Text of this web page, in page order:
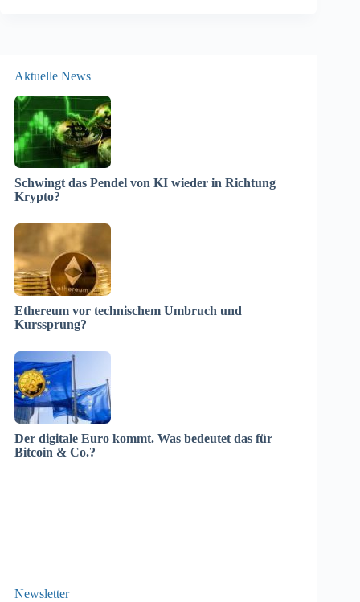
Aktuelle News
Schwingt das Pendel von KI wieder in Richtung
Krypto?
Ethereum vor technischem Umbruch und
Kurssprung?
Der digitale Euro kommt. Was bedeutet das für
Bitcoin & Co.?
Newsletter